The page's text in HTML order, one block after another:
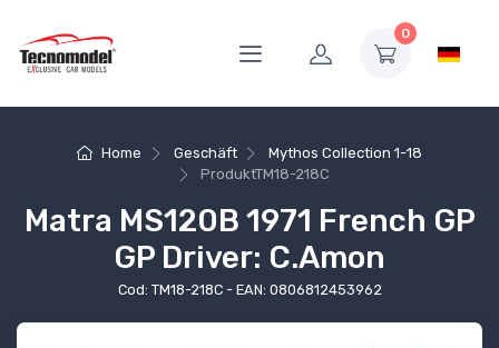
0
Home Geschäft
Mythos Collection 1-18
ProduktTM18-218C
Matra MS120B 1971 French GP
GP Driver: C.Amon
Cod: TM18-218C - EAN: 0806812453962